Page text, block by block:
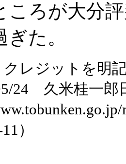
ころが大分
た。
クレジットを明
24 久米桂一郎
）